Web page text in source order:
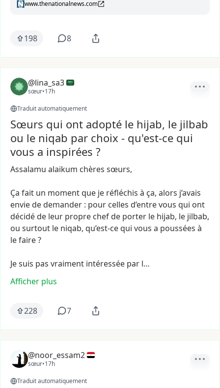
www.thenationalnews.com
198 8
@lina_sa3
sœur•17h
Traduit automatiquement
Sœurs qui ont adopté le hijab, le jilbab
ou le niqab par choix - qu'est-ce qui
vous a inspirées ?
Assalamu alaikum chères sœurs,
Ça fait un moment que je réfléchis à ça, alors j’avais
envie de demander : pour celles d’entrevous qui ont
décidé de leur propre chef de porter le hijab, le jilbab,
ou surtout le niqab, qu’est-ce qui vous a poussées à
lefaire?
Jesuis pas vraiment intéressée par l…
Afficher plus
228 7
@noor_essam2
sœur•17h
Traduit automatiquement